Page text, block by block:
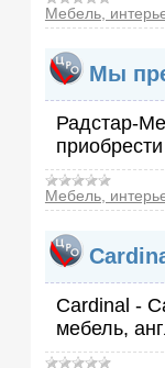
Мебель,
Мы
Радстар-
Мебель,
Cardinal -
мебель,